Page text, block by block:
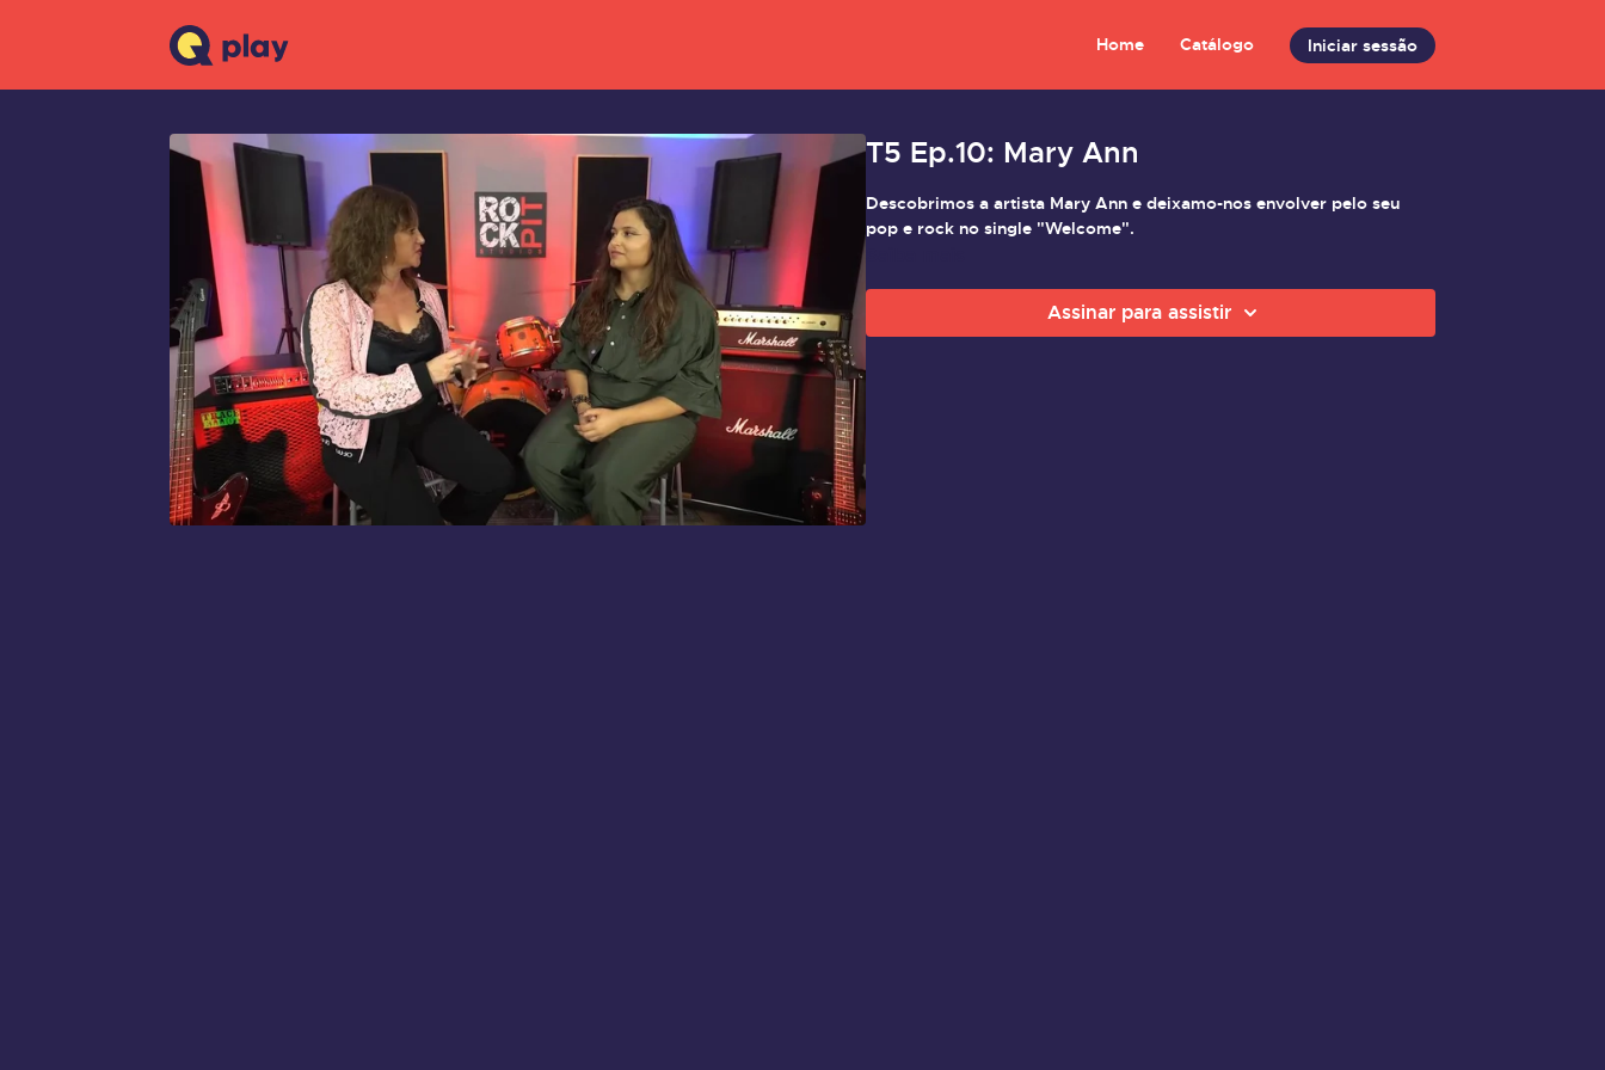
Home Catálogo Iniciar sessão
T5 Ep.10: Mary Ann
Descobrimos a artista Mary Ann e deixamo-nos envolver pelo seu
pop e rock no single "Welcome".
Assinar para assistir